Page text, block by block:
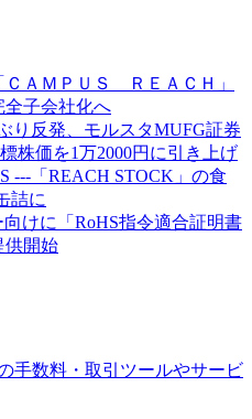
ＣＡＭＰＵＳ ＲＥＡＣＨ」
全子会社化へ
り反発、モルスタMUFG証券
株価を1万2000円に引き上げ
---「REACH STOCK」の食
詰に
けに「RoHS指令適合証明書
供開始
手数料・取引ツールやサービ